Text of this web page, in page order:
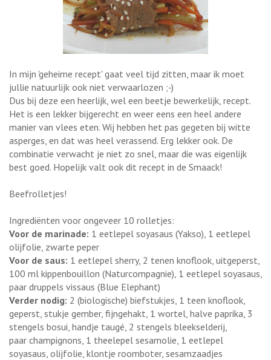
In mijn 'geheime recept' gaat veel tijd zitten, maar ik moet
jullie natuurlijk ook niet verwaarlozen ;-)
Dus bij deze een heerlijk, wel een beetje bewerkelijk, recept.
Het is een lekker bijgerecht en weer eens een heel andere
manier van vlees eten. Wij hebben het pas gegeten bij witte
asperges, en dat was heel verassend. Erg lekker ook. De
combinatie verwacht je niet zo snel, maar die was eigenlijk
best goed. Hopelijk valt ook dit recept in de Smaack!
Beefrolletjes!
Ingrediënten voor ongeveer 10 rolletjes:
Voor de marinade: 1 eetlepel soyasaus (Yakso), 1 eetlepel
olijfolie, zwarte peper
Voor de saus: 1 eetlepel sherry, 2 tenen knoflook, uitgeperst,
100 ml kippenbouillon (Naturcompagnie), 1 eetlepel soyasaus,
paar druppels vissaus (Blue Elephant)
Verder nodig: 2 (biologische) biefstukjes, 1 teen knoflook,
geperst, stukje gember, fijngehakt, 1 wortel, halve paprika, 3
stengels bosui, handje taugé, 2 stengels bleekselderij,
paar champignons, 1 theelepel sesamolie, 1 eetlepel
soyasaus, olijfolie, klontje roomboter, sesamzaadjes